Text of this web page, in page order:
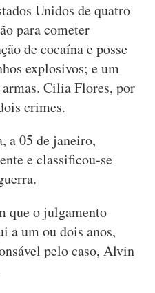
Unidos de quatro
para cometer
de cocaína e posse
explosivos; e um
Cilia Flores, por
crimes.
a 05 de janeiro,
e classificou-se
que o julgamento
a um ou dois anos,
pelo caso, Alvin